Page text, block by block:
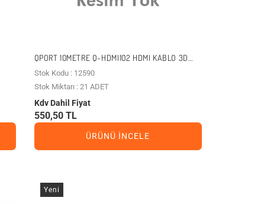
QPORT 10METRE Q-HDMI102 HDMI KABLO 3D
GOLD 2.0V 4K 60HZ
Stok Kodu : 12590
Stok Miktarı : 21 ADET
Kdv Dahil Fiyat
550,50 TL
ÜRÜNÜ İNCELE
Yeni